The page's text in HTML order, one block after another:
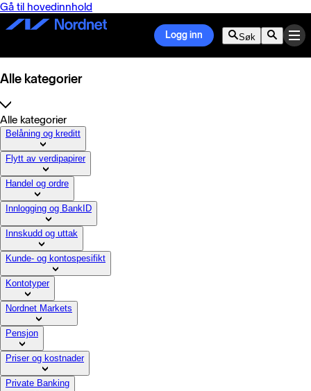
Gå til hovedinnhold
Logg inn Søk
Alle kategorier
Alle kategorier
Belåning og kreditt
Flytt av verdipapirer
Handel og ordre
Innlogging og BankID
Innskudd og uttak
Kunde- og kontospesifikt
Kontotyper
Nordnet Markets
Pensjon
Priser og kostnader
Private Banking